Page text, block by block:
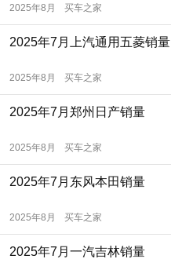
2025年8月 买车之家
2025年7月上汽通用五菱销量
2025年8月 买车之家
2025年7月郑州日产销量
2025年8月 买车之家
2025年7月东风本田销量
2025年8月 买车之家
2025年7月一汽吉林销量